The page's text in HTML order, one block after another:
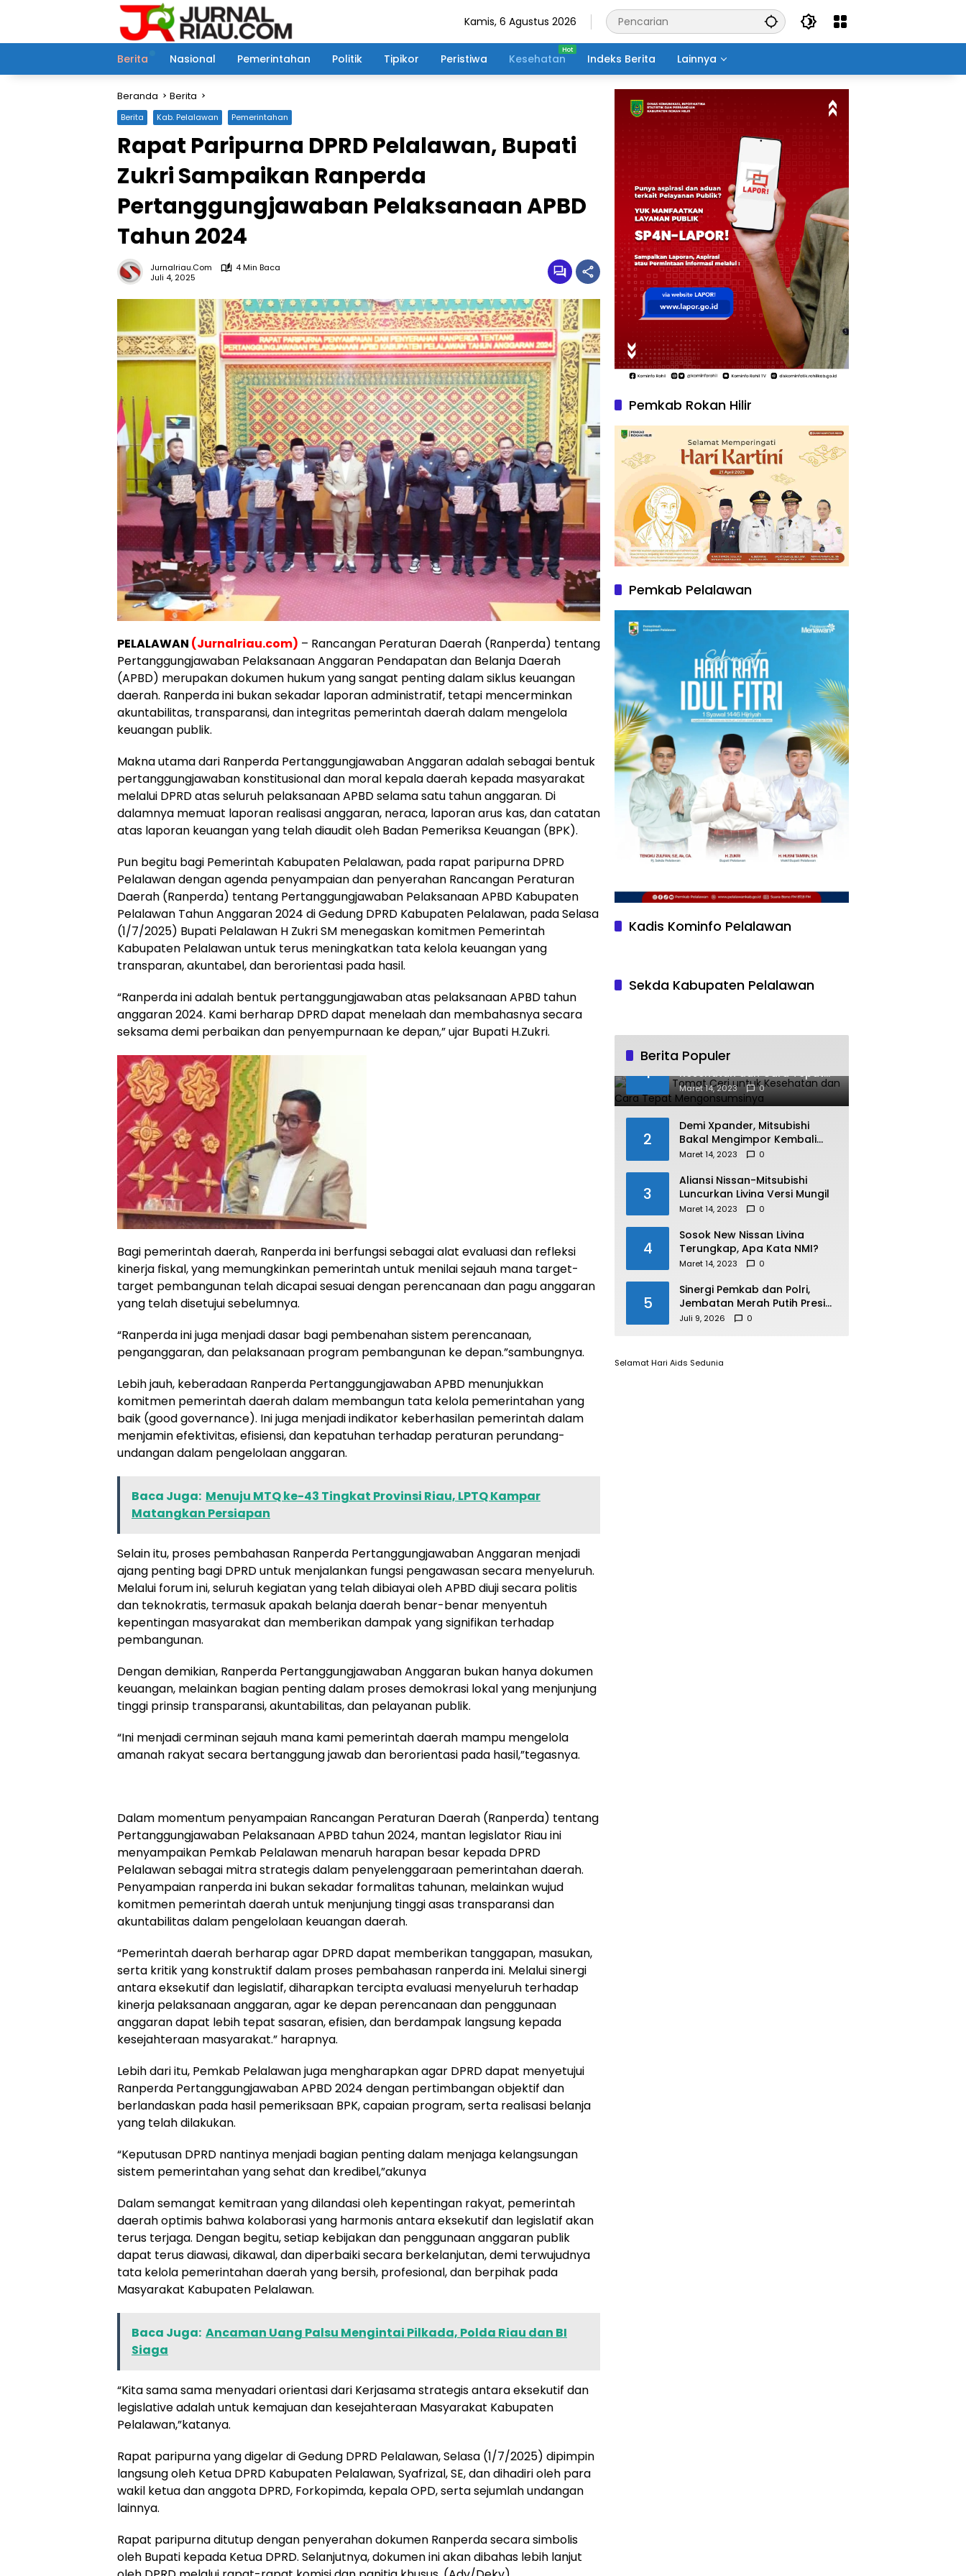
Kamis, 6 Agustus 2026
Berita Nasional Pemerintahan Politik Tipikor Peristiwa Kesehatan Indeks Berita Lainnya
Beranda Berita
Berita Kab. Pelalawan Pemerintahan
Rapat Paripurna DPRD Pelalawan, Bupati
Zukri Sampaikan Ranperda
Pertanggungjawaban Pelaksanaan APBD
Tahun 2024
Jurnalriau.com
4 Min Baca
Juli 4, 2025
PELALAWAN (Jurnalriau.com) – Rancangan Peraturan Daerah (Ranperda) tentang
Pertanggungjawaban Pelaksanaan Anggaran Pendapatan dan Belanja Daerah
(APBD) merupakan dokumen hukum yang sangat penting dalam siklus keuangan
daerah. Ranperda ini bukan sekadar laporan administratif, tetapi mencerminkan
akuntabilitas, transparansi, dan integritas pemerintah daerah dalam mengelola
keuangan publik.
Makna utama dari Ranperda Pertanggungjawaban Anggaran adalah sebagai bentuk
pertanggungjawaban konstitusional dan moral kepala daerah kepada masyarakat
melalui DPRD atas seluruh pelaksanaan APBD selama satu tahun anggaran. Di
dalamnya memuat laporan realisasi anggaran, neraca, laporan arus kas, dan catatan
atas laporan keuangan yang telah diaudit oleh Badan Pemeriksa Keuangan (BPK).
Pun begitu bagi Pemerintah Kabupaten Pelalawan, pada rapat paripurna DPRD
Pelalawan dengan agenda penyampaian dan penyerahan Rancangan Peraturan
Daerah (Ranperda) tentang Pertanggungjawaban Pelaksanaan APBD Kabupaten
Pelalawan Tahun Anggaran 2024 di Gedung DPRD Kabupaten Pelalawan, pada Selasa
(1/7/2025) Bupati Pelalawan H Zukri SM menegaskan komitmen Pemerintah
Kabupaten Pelalawan untuk terus meningkatkan tata kelola keuangan yang
transparan, akuntabel, dan berorientasi pada hasil.
“Ranperda ini adalah bentuk pertanggungjawaban atas pelaksanaan APBD tahun
anggaran 2024. Kami berharap DPRD dapat menelaah dan membahasnya secara
seksama demi perbaikan dan penyempurnaan ke depan,” ujar Bupati H.Zukri.
Bagi pemerintah daerah, Ranperda ini berfungsi sebagai alat evaluasi dan refleksi
kinerja fiskal, yang memungkinkan pemerintah untuk menilai sejauh mana target-
target pembangunan telah dicapai sesuai dengan perencanaan dan pagu anggaran
yang telah disetujui sebelumnya.
“Ranperda ini juga menjadi dasar bagi pembenahan sistem perencanaan,
penganggaran, dan pelaksanaan program pembangunan ke depan.”sambungnya.
Lebih jauh, keberadaan Ranperda Pertanggungjawaban APBD menunjukkan
komitmen pemerintah daerah dalam membangun tata kelola pemerintahan yang
baik (good governance). Ini juga menjadi indikator keberhasilan pemerintah dalam
menjamin efektivitas, efisiensi, dan kepatuhan terhadap peraturan perundang-
undangan dalam pengelolaan anggaran.
Baca Juga: Menuju MTQ ke-43 Tingkat Provinsi Riau, LPTQ Kampar
Matangkan Persiapan
Selain itu, proses pembahasan Ranperda Pertanggungjawaban Anggaran menjadi
ajang penting bagi DPRD untuk menjalankan fungsi pengawasan secara menyeluruh.
Melalui forum ini, seluruh kegiatan yang telah dibiayai oleh APBD diuji secara politis
dan teknokratis, termasuk apakah belanja daerah benar-benar menyentuh
kepentingan masyarakat dan memberikan dampak yang signifikan terhadap
pembangunan.
Dengan demikian, Ranperda Pertanggungjawaban Anggaran bukan hanya dokumen
keuangan, melainkan bagian penting dalam proses demokrasi lokal yang menjunjung
tinggi prinsip transparansi, akuntabilitas, dan pelayanan publik.
“Ini menjadi cerminan sejauh mana kami pemerintah daerah mampu mengelola
amanah rakyat secara bertanggung jawab dan berorientasi pada hasil,”tegasnya.
Dalam momentum penyampaian Rancangan Peraturan Daerah (Ranperda) tentang
Pertanggungjawaban Pelaksanaan APBD tahun 2024, mantan legislator Riau ini
menyampaikan Pemkab Pelalawan menaruh harapan besar kepada DPRD
Pelalawan sebagai mitra strategis dalam penyelenggaraan pemerintahan daerah.
Penyampaian ranperda ini bukan sekadar formalitas tahunan, melainkan wujud
komitmen pemerintah daerah untuk menjunjung tinggi asas transparansi dan
akuntabilitas dalam pengelolaan keuangan daerah.
“Pemerintah daerah berharap agar DPRD dapat memberikan tanggapan, masukan,
serta kritik yang konstruktif dalam proses pembahasan ranperda ini. Melalui sinergi
antara eksekutif dan legislatif, diharapkan tercipta evaluasi menyeluruh terhadap
kinerja pelaksanaan anggaran, agar ke depan perencanaan dan penggunaan
anggaran dapat lebih tepat sasaran, efisien, dan berdampak langsung kepada
kesejahteraan masyarakat.” harapnya.
Lebih dari itu, Pemkab Pelalawan juga mengharapkan agar DPRD dapat menyetujui
Ranperda Pertanggungjawaban APBD 2024 dengan pertimbangan objektif dan
berlandaskan pada hasil pemeriksaan BPK, capaian program, serta realisasi belanja
yang telah dilakukan.
“Keputusan DPRD nantinya menjadi bagian penting dalam menjaga kelangsungan
sistem pemerintahan yang sehat dan kredibel,”akunya
Dalam semangat kemitraan yang dilandasi oleh kepentingan rakyat, pemerintah
daerah optimis bahwa kolaborasi yang harmonis antara eksekutif dan legislatif akan
terus terjaga. Dengan begitu, setiap kebijakan dan penggunaan anggaran publik
dapat terus diawasi, dikawal, dan diperbaiki secara berkelanjutan, demi terwujudnya
tata kelola pemerintahan daerah yang bersih, profesional, dan berpihak pada
Masyarakat Kabupaten Pelalawan.
Baca Juga: Ancaman Uang Palsu Mengintai Pilkada, Polda Riau dan BI
Siaga
“Kita sama sama menyadari orientasi dari Kerjasama strategis antara eksekutif dan
legislative adalah untuk kemajuan dan kesejahteraan Masyarakat Kabupaten
Pelalawan,”katanya.
Rapat paripurna yang digelar di Gedung DPRD Pelalawan, Selasa (1/7/2025) dipimpin
langsung oleh Ketua DPRD Kabupaten Pelalawan, Syafrizal, SE, dan dihadiri oleh para
wakil ketua dan anggota DPRD, Forkopimda, kepala OPD, serta sejumlah undangan
lainnya.
Rapat paripurna ditutup dengan penyerahan dokumen Ranperda secara simbolis
oleh Bupati kepada Ketua DPRD. Selanjutnya, dokumen ini akan dibahas lebih lanjut
Pemkab Rokan Hilir
Pemkab Pelalawan
Kadis Kominfo Pelalawan
Sekda Kabupaten Pelalawan
Berita Populer
1
Manfaat Tomat Ceri untuk
Kesehatan dan Cara Tepat
Mengonsumsinya
Maret 14, 2023 0
2
Demi Xpander, Mitsubishi
Bakal Mengimpor Kembali
Pajero Sport
Maret 14, 2023 0
3
Aliansi Nissan-Mitsubishi
Luncurkan Livina Versi Mungil
Maret 14, 2023 0
4
Sosok New Nissan Livina
Terungkap, Apa Kata NMI?
Maret 14, 2023 0
5
Sinergi Pemkab dan Polri,
Jembatan Merah Putih Presisi
Resmi Dibuka untuk
Juli 9, 2026 0
Selamat Hari Aids Sedunia